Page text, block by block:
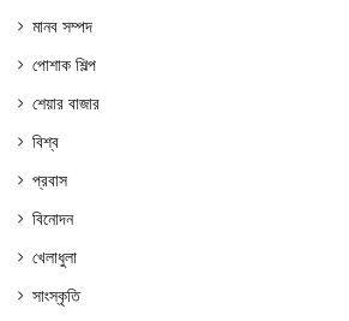
মানব সম্পদ
পোশাক শিল্প
শেয়ার বাজার
বিশ্ব
প্রবাস
বিনোদন
খেলাধুলা
সাংস্কৃতি